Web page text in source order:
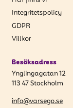
Integritetspolicy
GDPR
Villkor
Besöksadress
Ynglingagatan 12
113 47 Stockholm
info@varsego.se